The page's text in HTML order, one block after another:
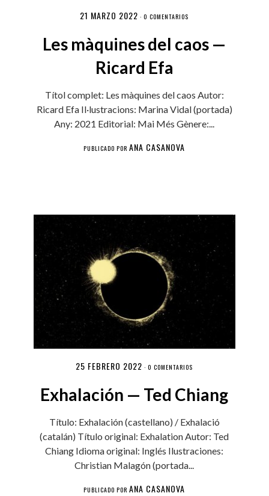
21 MARZO 2022 ·0 COMENTARIOS
Les màquines del caos —
Ricard Efa
Títol complet: Les màquines del caos Autor:
Ricard Efa Il·lustracions: Marina Vidal (portada)
Any: 2021 Editorial: Mai Més Gènere:...
PUBLICADO PORANA CASANOVA
25 FEBRERO 2022 ·0 COMENTARIOS
Exhalación — Ted Chiang
Título: Exhalación (castellano) / Exhalació
(catalán) Título original: Exhalation Autor: Ted
Chiang Idioma original: Inglés Ilustraciones:
Christian Malagón (portada...
PUBLICADO PORANA CASANOVA